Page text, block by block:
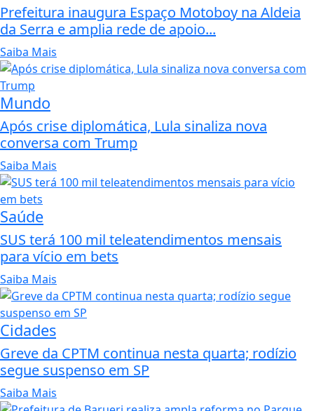
Prefeitura inaugura Espaço Motoboy na Aldeia
da Serra e amplia rede de apoio...
Saiba Mais
Mundo
Após crise diplomática, Lula sinaliza nova
conversa com Trump
Saiba Mais
Saúde
SUS terá 100 mil teleatendimentos mensais
para vício em bets
Saiba Mais
Cidades
Greve da CPTM continua nesta quarta; rodízio
segue suspenso em SP
Saiba Mais